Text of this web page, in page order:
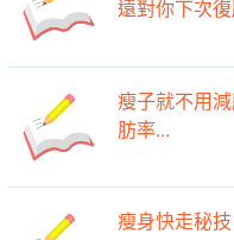
遠對你下次復
瘦子就不用
肪率...
瘦身快走秘